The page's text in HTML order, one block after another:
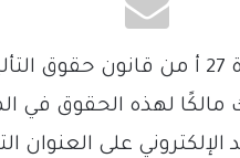
لهذه الحقوق في